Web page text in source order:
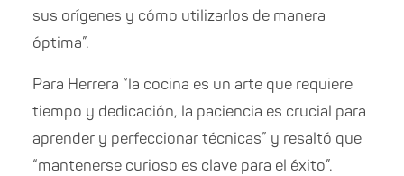
sus orígenes y cómo utilizarlos de manera
óptima”.
Para Herrera “la cocina es un arte que requiere
tiempo y dedicación, la paciencia es crucial para
aprender y perfeccionar técnicas” y resaltó que
“mantenerse curioso es clave para el éxito”.